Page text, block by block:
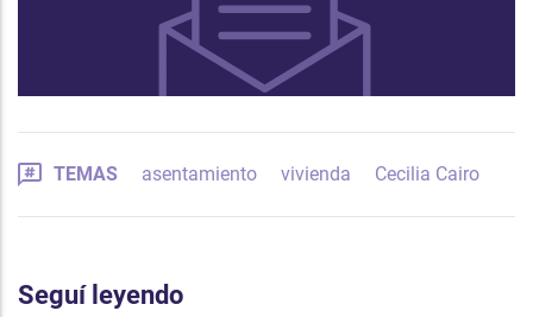
TEMAS asentamiento vivienda Cecilia Cairo
Seguí leyendo